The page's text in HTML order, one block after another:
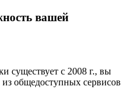
вашей
с 2008 г., вы
общедоступных сервисов